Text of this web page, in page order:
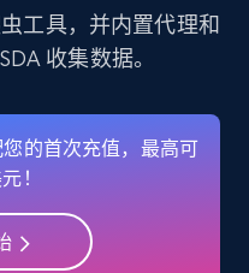
profile
account, Is
注册使用
工具，并内置代理和
收集数据。
您的首次充值，最高可
！